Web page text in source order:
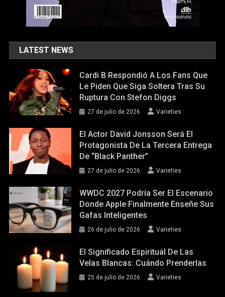
LATEST NEWS
Cardi B Respondió A Los Fans Que
Le Piden Que Siga Soltera Tras Su
Ruptura Con Stefon Diggs
27 de julio de 2026 Varieties
El Actor David Jonsson Será El
Protagonista De La Tercera Entrega
De “Black Panther”
27 de julio de 2026 Varieties
WWDC 2027 Podría Ser El Escenario
Donde Apple Finalmente Enseñe Sus
Gafas Inteligentes
26 de julio de 2026 Varieties
El Significado Espiritual De Las
Velas Blancas: Cuándo Prenderlas
25 de julio de 2026 Varieties